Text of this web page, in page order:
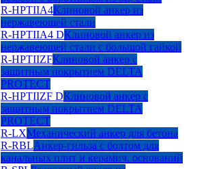
R-HPTIIA4Клиновой анкер из
нержавеющей стали
R-HPTIIA4 DКлиновой анкер из
нержавеющей стали с большой гайкой
R-HPTIIZFКлиновой анкер с
защитным покрытием DELTA
PROTECT
R-HPTIIZF DКлиновой анкер с
защитным покрытием DELTA
PROTECT
R-LXМеханический анкер для бетона
R-RBLАнкер-гильза с болтом для
канальных плит и керамич. оснований